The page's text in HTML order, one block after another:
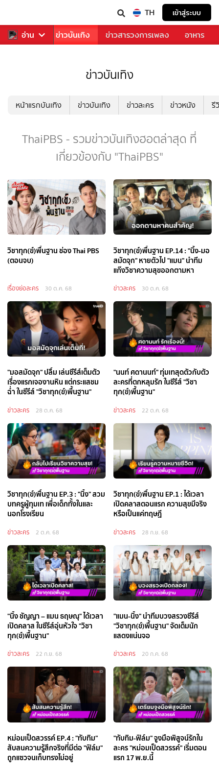
TH เข้าสู่ระบบ
อ่าน
ฬา ข่าว ข่าวบันเทิง ข่าวสารวงการเพลง อาหาร
ข่าวบันเทิง
หน้าแรกบันเทิง ข่าวบันเทิง ข่าวละคร ข่าวหนัง รี
ThaiPBS - รวมข่าวบันเทิงฮอตล่าสุด ที่
เกี่ยวข้องกับ "ThaiPBS"
วิชาทุก(ข์)พื้นฐาน ช่อง Thai PBS
(ตอนจบ)
เรื่องย่อละคร 30 ต.ค. 68
วิชาทุก(ข์)พื้นฐาน EP.14 : "นิ้ง-มอ
สมัดจุก" หายตัวไป "แมน" นำทีม
แก๊งวิชาความสุขออกตามหา
ข่าวละคร 30 ต.ค. 68
"มอสมัดจุก" ปลื้ม เล่นซีรีส์เต็มตัว
เรื่องแรกเจองานหิน แต่กระแสชม
ฉ่ำ ในซีรีส์ "วิชาทุก(ข์)พื้นฐาน"
ข่าวละคร 28 ต.ค. 68
"นนท์ ศดานนท์" ทุ่มเทสุดตัวกับตัว
ละครที่ตกหลุมรัก ในซีรีส์ "วิชา
ทุก(ข์)พื้นฐาน"
ข่าวละคร 22 ต.ค. 68
วิชาทุก(ข์)พื้นฐาน EP.3 : "นิ้ง" สวม
บทครูผู้ทุมเท เพื่อเด็กทั้งในและ
นอกโรงเรียน
ข่าวละคร 2 ต.ค. 68
วิชาทุก(ข์)พื้นฐาน EP.1 : ได้เวลา
เปิดคลาสตอนแรก ความสุขมีจริง
หรือเป็นแค่ทฤษฏี
ข่าวละคร 28 ก.ย. 68
"นิ้ง ชัญญา – แมน ธฤษณุ" ได้เวลา
เปิดคลาส ในซีรีส์อุ่นหัวใจ "วิชา
ทุก(ข์)พื้นฐาน"
ข่าวละคร 22 ก.ย. 68
"แมน-นิ้ง" นำทีมบวงสรวงซีรีส์
"วิชาทุก(ข์)พื้นฐาน" จัดเต็มนัก
แสดงแน่นจอ
ข่าวละคร 20 ก.ค. 68
หม่อมเป็ดสวรรค์ EP.4 : "ทับทิม"
สับสนความรู้สึกจริงที่มีต่อ "ฟิล์ม"
ถูกแซวจนเก็บทรงไม่อยู่
"ทับทิม-ฟิล์ม" จูงมือพิสูจน์รักใน
ละคร "หม่อมเป็ดสวรรค์" เริ่มตอน
แรก 17 พ.ย.นี้